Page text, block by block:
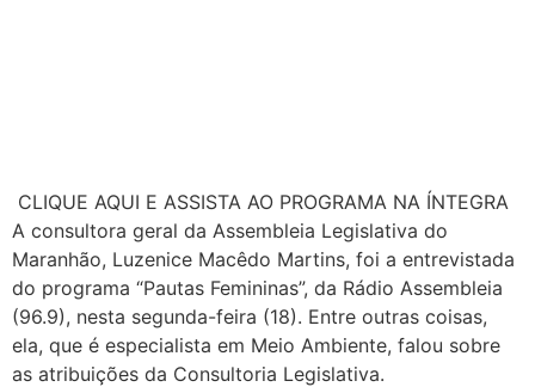
CLIQUE AQUI E ASSISTA AO PROGRAMA NA ÍNTEGRA
A consultora geral da Assembleia Legislativa do
Maranhão, Luzenice Macêdo Martins, foi a entrevistada
do programa “Pautas Femininas”, da Rádio Assembleia
(96.9), nesta segunda-feira (18). Entre outras coisas,
ela, que é especialista em Meio Ambiente, falou sobre
as atribuições da Consultoria Legislativa.